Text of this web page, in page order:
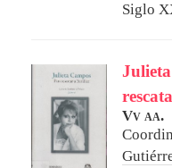
Siglo
Vv aa.